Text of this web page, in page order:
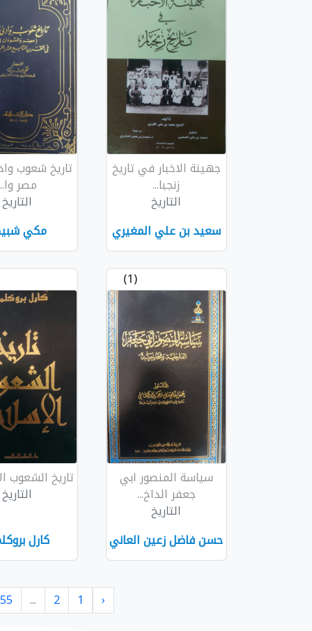
جهينة الاخبار في تاريخ
زنجبا...
التاريخ
سعيد بن علي المغيري
تاريخ شعوب
مصر
التاريخ
مكي
(1)
سياسة المنصور ابي
جعفر الداخ...
التاريخ
حسن فاضل زعين العاني
تاريخ الشعوب
التاريخ
كارل
‹
1
2
...